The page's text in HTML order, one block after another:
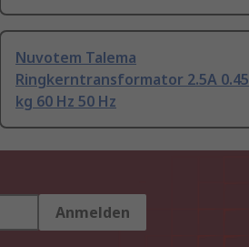
Nuvotem Talema
Ringkerntransformator 2.5A 0.45
kg 60 Hz 50 Hz
Anmelden